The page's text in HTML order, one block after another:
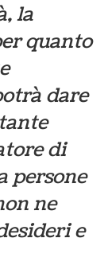
la
quanto
dare
di
persone
ne
e